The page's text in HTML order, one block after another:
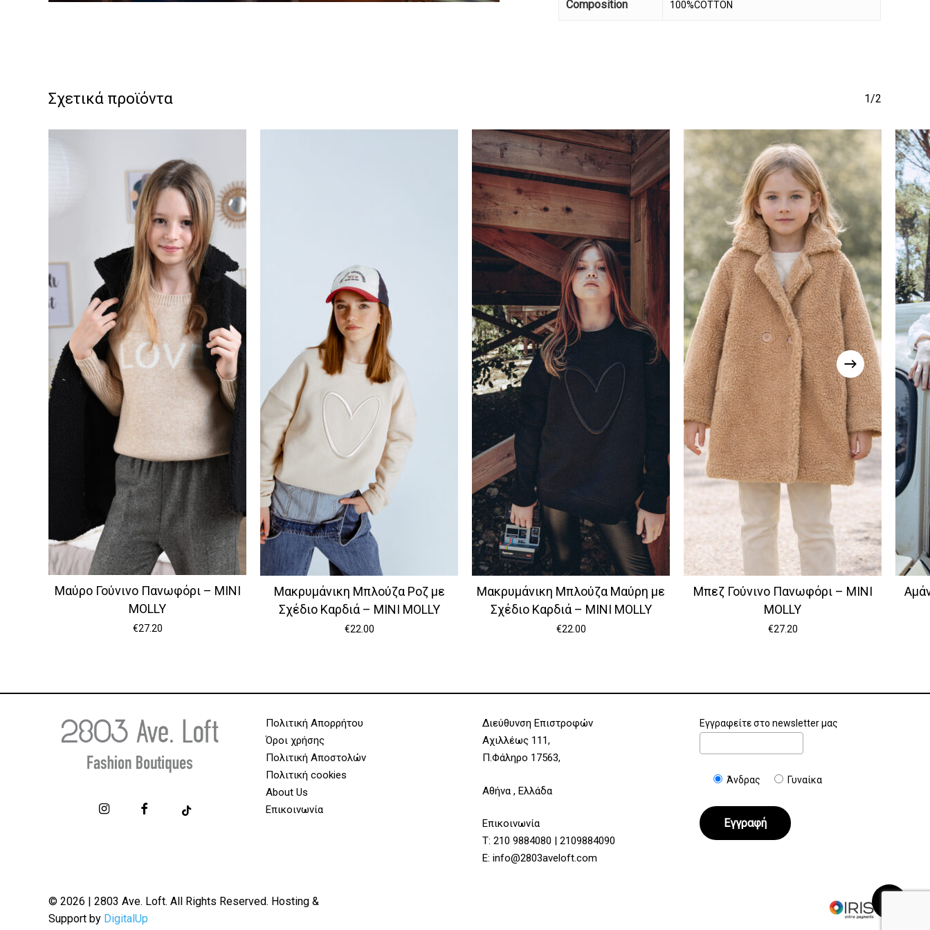
Υποσύνολο:
Composition 100%COTTON
Σχετικά προϊόντα 1/2
Μαύρο Γούνινο Πανωφόρι – MINI
MOLLY
€27.20
Μακρυμάνικη Μπλούζα Ροζ με
Σχέδιο Καρδιά – MINI MOLLY
€22.00
Μακρυμάνικη Μπλούζα Μαύρη με
Σχέδιο Καρδιά – MINI MOLLY
€22.00
Μπεζ Γούνινο Πανωφόρι – MINI
MOLLY
€27.20
Πολιτική Απορρήτου
Όροι χρήσης
Πολιτική Αποστολών
Πολιτική cookies
About Us
Επικοινωνία
Διεύθυνση Επιστροφών
Αχιλλέως 111,
Π.Φάληρο 17563,
Αθήνα , Ελλάδα
Επικοινωνία
Τ: 210 9884080 | 2109884090
E: info@2803aveloft.com
Εγγραφείτε στο newsletter μας
Άνδρας Γυναίκα
© 2026 | 2803 Ave. Loft. All Rights Reserved. Hosting &
Support by DigitalUp